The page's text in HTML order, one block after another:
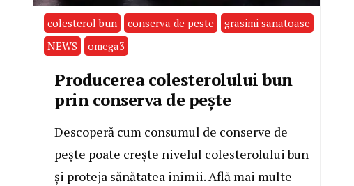
colesterol bun conserva de peste
grasimi sanatoase
NEWS
omega3
Producerea colesterolului bun
prin conserva de pește
Descoperă cum consumul de conserve de
pește poate crește nivelul colesterolului bun
și proteja sănătatea inimii. Află mai multe